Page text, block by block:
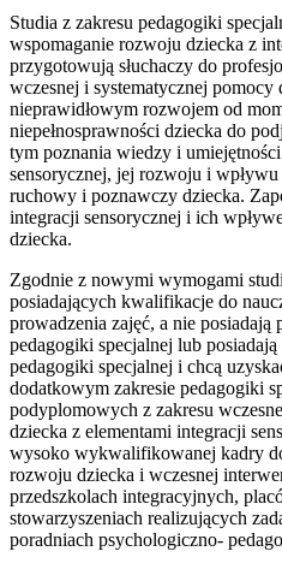
Studia z zakresu pedagogiki
wspomaganie rozwoju dziecka z
przygotowują słuchaczy do
wczesnej i systematycznej
nieprawidłowym rozwojem od
niepełnosprawności dziecka do
tym poznania wiedzy i
sensorycznej, jej rozwoju i
ruchowy i poznawczy dziecka.
integracji sensorycznej i ich
dziecka.
Zgodnie z nowymi wymogami
posiadających kwalifikacje do
prowadzenia zajęć, a nie
pedagogiki specjalnej lub
pedagogiki specjalnej i chcą
dodatkowym zakresie pedagogiki
podyplomowych z zakresu
dziecka z elementami integracji
wysoko wykwalifikowanej kadry
rozwoju dziecka i wczesnej
przedszkolach integracyjnych,
stowarzyszeniach realizujących
poradniach psychologiczno-